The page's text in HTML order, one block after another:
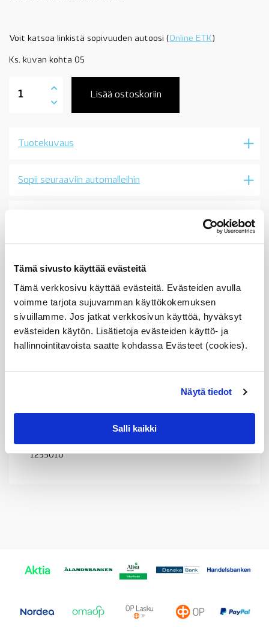
Tämä sivusto käyttää evästeitä
Tämä verkkosivu käyttää evästeitä. Evästeiden avulla
voimme tarjota sujuvamman käyttökokemuksen
sivuillamme. Jos jatkat verkkosivun käyttöä, hyväksyt
evästeiden käytön. Lisätietoja evästeiden käyttö- ja
hallinnointitavoista saatte kohdassa Evästeet (cookies).
Näytä tiedot
Salli kaikki
Voit katsoa linkistä sopivuuden autoosi ( Online ETK )
Ks. kuvan kohta 05
kampiakselin
M102,
Lisää ostoskoriin
Tuotekuvaus
Sopii seuraaviin automalleihin
11 14 1 255 010
11141715099
1114 1 715 099
11 14 1 715 099
11141715100
1114 1 715 100
1715099
11 14 1 255 010
1255010